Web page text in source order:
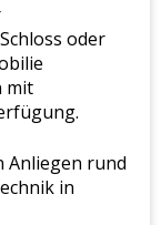
oder
mit
Anliegen rund
in